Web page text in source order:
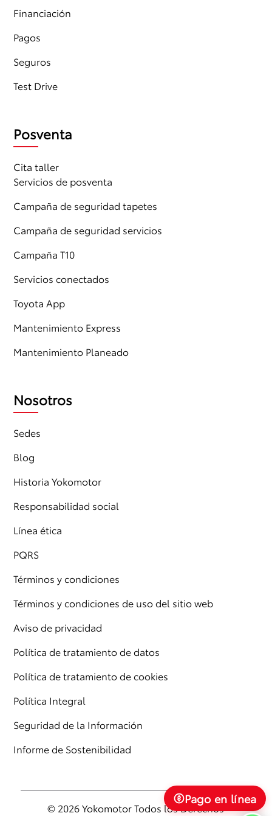
Financiación
Pagos
Seguros
Test Drive
Posventa
Cita taller
Servicios de posventa
Campaña de seguridad tapetes
Campaña de seguridad servicios
Campaña T10
Servicios conectados
Toyota App
Mantenimiento Express
Mantenimiento Planeado
Nosotros
Sedes
Blog
Historia Yokomotor
Responsabilidad social
Línea ética
PQRS
Términos y condiciones
Términos y condiciones de uso del sitio web
Aviso de privacidad
Política de tratamiento de datos
Política de tratamiento de cookies
Política Integral
Seguridad de la Información
Informe de Sostenibilidad
© 2026 Yokomotor Todos los Derechos
Pago en línea